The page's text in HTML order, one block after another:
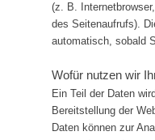
(z. B.
des Seitenaufrufs).
automatisch, sobald
Wofür nutzen wir
Ein Teil der Daten
Bereitstellung der
Daten können zur